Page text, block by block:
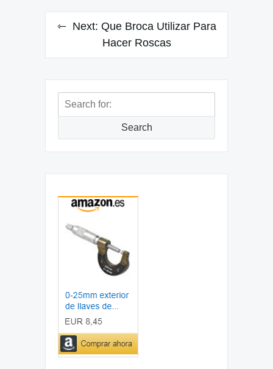
Next: Que Broca Utilizar Para
Hacer Roscas
Search
Search